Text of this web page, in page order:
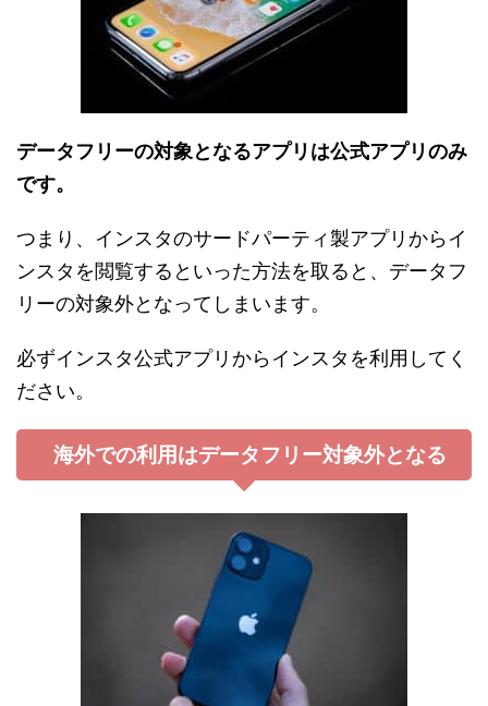
データフリーの対象となるアプリは公式アプリのみ
です。
つまり、インスタのサードパーティ製アプリからイ
ンスタを閲覧するといった方法を取ると、データフ
リーの対象外となってしまいます。
必ずインスタ公式アプリからインスタを利用してく
ださい。
海外での利用はデータフリー対象外となる